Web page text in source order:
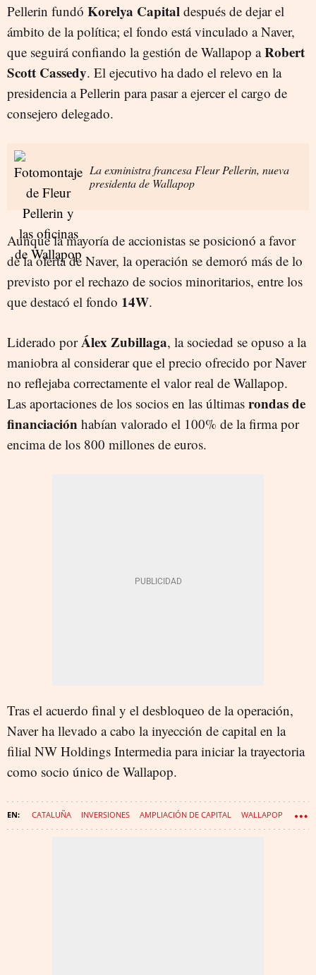
Pellerin fundó Korelya Capital después de dejar el
ámbito de la política; el fondo está vinculado a Naver,
que seguirá confiando la gestión de Wallapop aRobert
Scott Cassedy. El ejecutivo ha dado el relevo en la
presidencia a Pellerin para pasar a ejercer el cargo de
consejero delegado.
La exministra francesa Fleur Pellerin, nueva
presidenta de Wallapop
Aunque la mayoría de accionistas se posicionó a favor
de la oferta de Naver, la operación se demoró más de lo
previsto por el rechazo de socios minoritarios, entre los
que destacó el fondo 14W.
Liderado porÁlex Zubillaga, la sociedad se opuso a la
maniobra al considerar que el precio ofrecido por Naver
no reflejaba correctamente el valor real de Wallapop.
Las aportaciones de los socios en las últimas rondas de
financiación habían valorado el 100% de la firma por
encima de los 800 millones de euros.
Tras el acuerdo final y el desbloqueo de la operación,
Naver ha llevado a cabo la inyección de capital en la
filial NW Holdings Intermedia para iniciar la trayectoria
como socio único de Wallapop.
CATALUÑA INVERSIONES AMPLIACIÓN DE CAPITAL WALLAPOP